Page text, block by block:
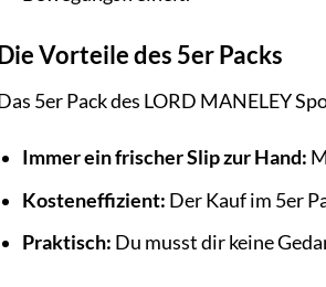
Vorteile des 5er Packs
5er Pack des LORD MANELEY
Immer ein frischer Slip zur Hand:
Kosteneffizient: Der Kauf im 5er
Praktisch: Du musst dir keine